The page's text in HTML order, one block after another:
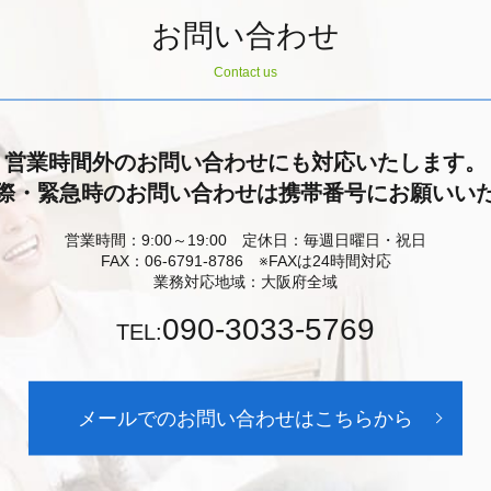
お問い合わせ
Contact us
営業時間外のお問い合わせにも対応いたします。
・緊急時のお問い合わせは携帯番号にお願いい
営業時間：9:00～19:00 定休日：毎週日曜日・祝日
FAX：06-6791-8786 ※FAXは24時間対応
業務対応地域：大阪府全域
TEL:090-3033-5769
メールでのお問い合わせはこちらから